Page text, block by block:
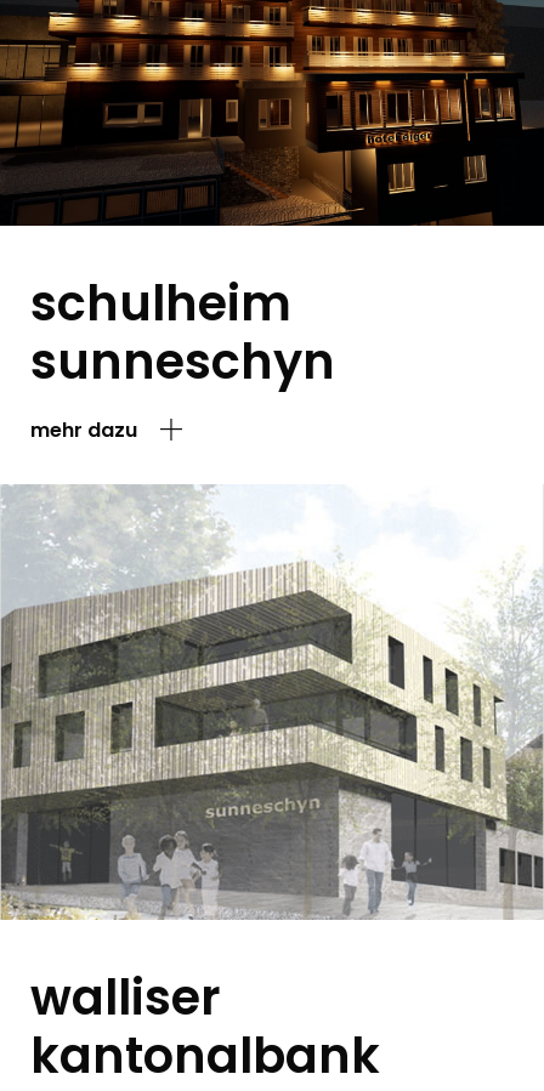
schulheim
sunneschyn
mehr dazu
walliser
kantonalbank